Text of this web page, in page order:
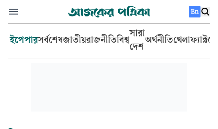
En
ইপেপারসর্বশেষজাতীয়রাজনীতিবিশ্ব
সারা
দেশ
অর্থনীতিখেলা